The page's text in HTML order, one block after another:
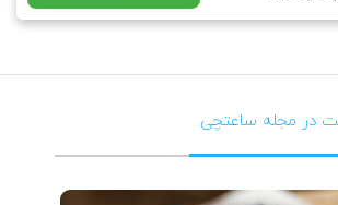
در مجله ساعتچی